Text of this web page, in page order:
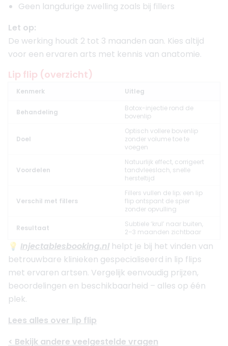
Geen langdurige zwelling zoals bij fillers
Let op:
De werking houdt 2 tot 3 maanden aan. Kies altijd
voor een ervaren arts met kennis van anatomie.
Lip flip (overzicht)
Kenmerk Uitleg
Behandeling
Botox-injectie rond de
bovenlip
Doel
Optisch vollere bovenlip
zonder volume toe te
voegen
Voordelen
Natuurlijk effect, corrigeert
tandvleeslach, snelle
hersteltijd
Verschil met fillers
Fillers vullen de lip; een lip
flip ontspant de spier
zonder opvulling
Resultaat
Subtiele ‘krul’ naar buiten,
2–3 maanden zichtbaar
💡 Injectablesbooking.nl helpt je bij het vinden van
betrouwbare klinieken gespecialiseerd in lip flips
met ervaren artsen. Vergelijk eenvoudig prijzen,
beoordelingen en beschikbaarheid – alles op één
plek.
Lees alles over lip flip
< Bekijk andere veelgestelde vragen